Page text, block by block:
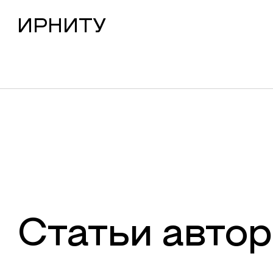
ИРНИТУ
Статьи